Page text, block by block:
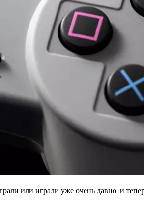
или играли уже очень давно, и